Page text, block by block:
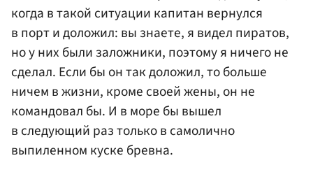
когда в такой ситуации капитан вернулся
в порт и доложил: вы знаете, я видел пиратов,
но у них были заложники, поэтому я ничего не
сделал. Если бы он так доложил, то больше
ничем в жизни, кроме своей жены, он не
командовал бы. И в море бы вышел
в следующий раз только в самолично
выпиленном куске бревна.